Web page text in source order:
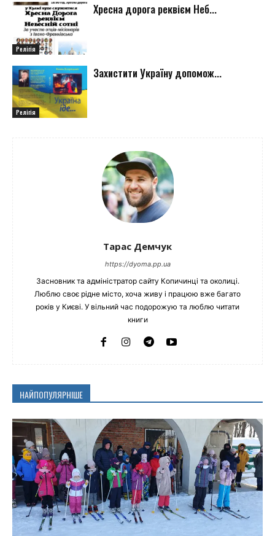
Релігія
Хресна дорога реквієм Неб...
Релігія
Захистити Україну допомож...
Тарас Демчук
https://dyoma.pp.ua
Засновник та адміністратор сайту Копичинці та околиці.
Люблю своє рідне місто, хоча живу і працюю вже багато
років у Києві. У вільний час подорожую та люблю читати
книги
НАЙПОПУЛЯРНІШЕ